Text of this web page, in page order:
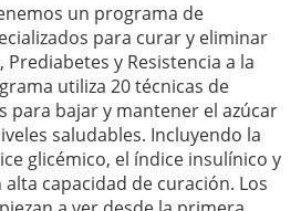
un programa de
para curar y eliminar
y Resistencia a la
utiliza 20 técnicas de
para bajar y mantener el azúcar
saludables. Incluyendo la
glicémico, el índice insulínico y
capacidad de curación. Los